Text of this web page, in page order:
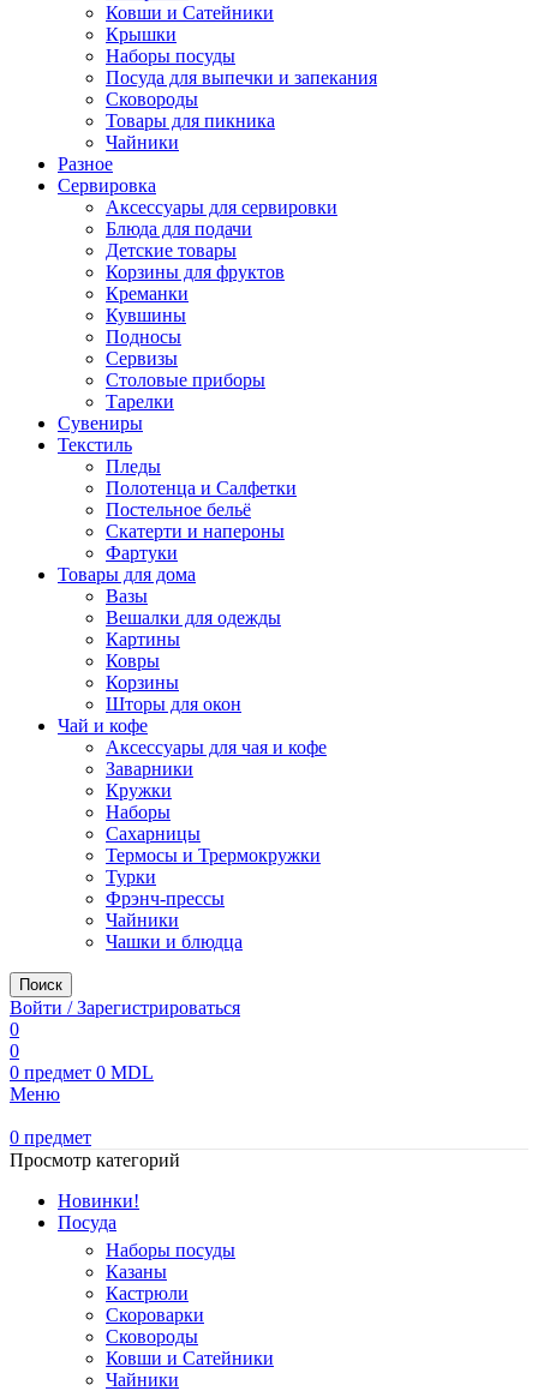
Ковши и Сатейники
Крышки
Наборы посуды
Посуда для выпечки и запекания
Сковороды
Товары для пикника
Чайники
Разное
Сервировка
Аксессуары для сервировки
Блюда для подачи
Детские товары
Корзины для фруктов
Креманки
Кувшины
Подносы
Сервизы
Столовые приборы
Тарелки
Сувениры
Текстиль
Пледы
Полотенца и Салфетки
Постельное бельё
Скатерти и напероны
Фартуки
Товары для дома
Вазы
Вешалки для одежды
Картины
Ковры
Корзины
Шторы для окон
Чай и кофе
Аксессуары для чая и кофе
Заварники
Кружки
Наборы
Сахарницы
Термосы и Трермокружки
Турки
Фрэнч-прессы
Чайники
Чашки и блюдца
Поиск
Войти / Зарегистрироваться
0
0
0 предмет 0 MDL
Меню
0 предмет
Просмотр категорий
Новинки!
Посуда
Наборы посуды
Казаны
Кастрюли
Скороварки
Сковороды
Ковши и Сатейники
Чайники